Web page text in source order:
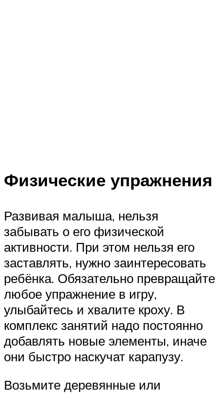
Физические упражнения
Развивая малыша, нельзя
забывать о его физической
активности. При этом нельзя его
заставлять, нужно заинтересовать
ребёнка. Обязательно превращайте
любое упражнение в игру,
улыбайтесь и хвалите кроху. В
комплекс занятий надо постоянно
добавлять новые элементы, иначе
они быстро наскучат карапузу.
Возьмите деревянные или